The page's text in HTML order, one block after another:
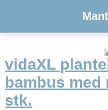
vidaXL
bambus
stk.